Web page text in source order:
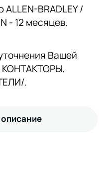
BRADLEY /
- 12 месяцев.
Вашей
КОНТАКТОРЫ,
.